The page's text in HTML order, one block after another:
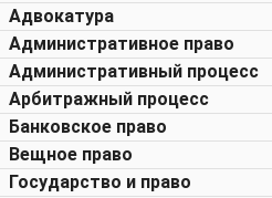
Адвокатура
Административное право
Административный процесс
Арбитражный процесс
Банковское право
Вещное право
Государство и право